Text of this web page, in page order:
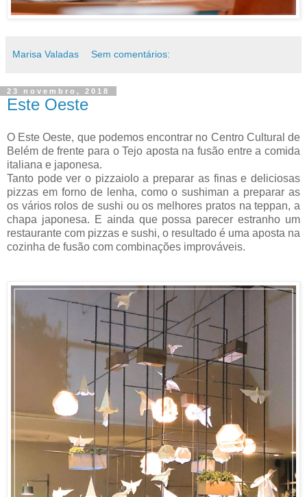
Marisa Valadas Sem comentários:
23 novembro, 2018
Este Oeste
O Este Oeste, que podemos encontrar no Centro Cultural de
Belém de frente para o Tejo aposta na fusão entre a comida
italiana e japonesa.
Tanto pode ver o pizzaiolo a preparar as finas e deliciosas
pizzas em forno de lenha, como o sushiman a preparar as
os vários rolos de sushi ou os melhores pratos na teppan, a
chapa japonesa. E ainda que possa parecer estranho um
restaurante com pizzas e sushi, o resultado é uma aposta na
cozinha de fusão com combinações improváveis.